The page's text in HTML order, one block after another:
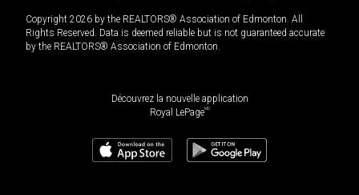
Copyright 2026 by the REALTORS® Association of Edmonton. All
Rights Reserved. Data is deemed reliable but is not guaranteed accurate
by the REALTORS® Association of Edmonton.
Découvrez la nouvelle application
Royal LePageMD